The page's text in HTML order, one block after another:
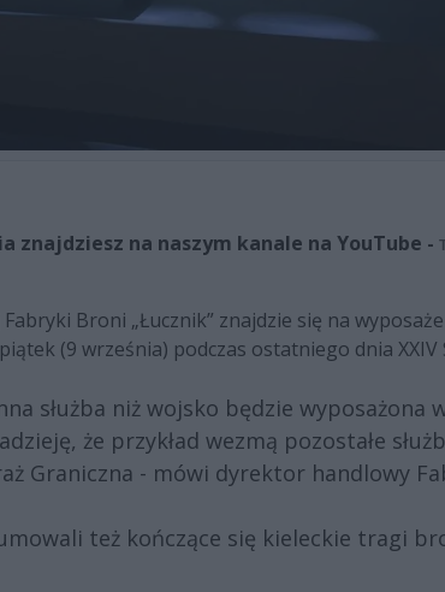
znajdziesz na naszym kanale na YouTube -
Broni „Łucznik” znajdzie się na
(9 września) podczas ostatniego dnia XXIV
służba niż wojsko będzie wyposażona
że przykład wezmą pozostałe
Graniczna - mówi dyrektor handlowy
też kończące się kieleckie tragi